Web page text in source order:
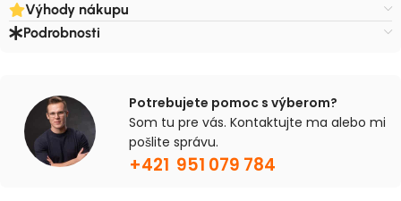
Výhody nákupu
Podrobnosti
Potrebujete pomoc s výberom?
Som tu pre vás. Kontaktujte ma alebo mi
pošlite správu.
+421 951 079 784